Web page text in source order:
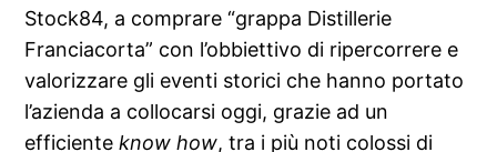
Stock84, a comprare “grappa Distillerie
Franciacorta” con l’obbiettivo di ripercorrere e
valorizzare gli eventi storici che hanno portato
l’azienda a collocarsi oggi, grazie ad un
efficiente know how, tra i più noti colossi di